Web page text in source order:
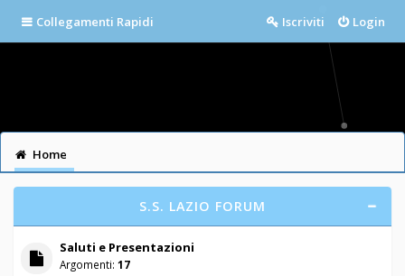
Collegamenti Rapidi Login
Iscriviti
Home
S.S. LAZIO FORUM
Saluti e Presentazioni
Argomenti: 17